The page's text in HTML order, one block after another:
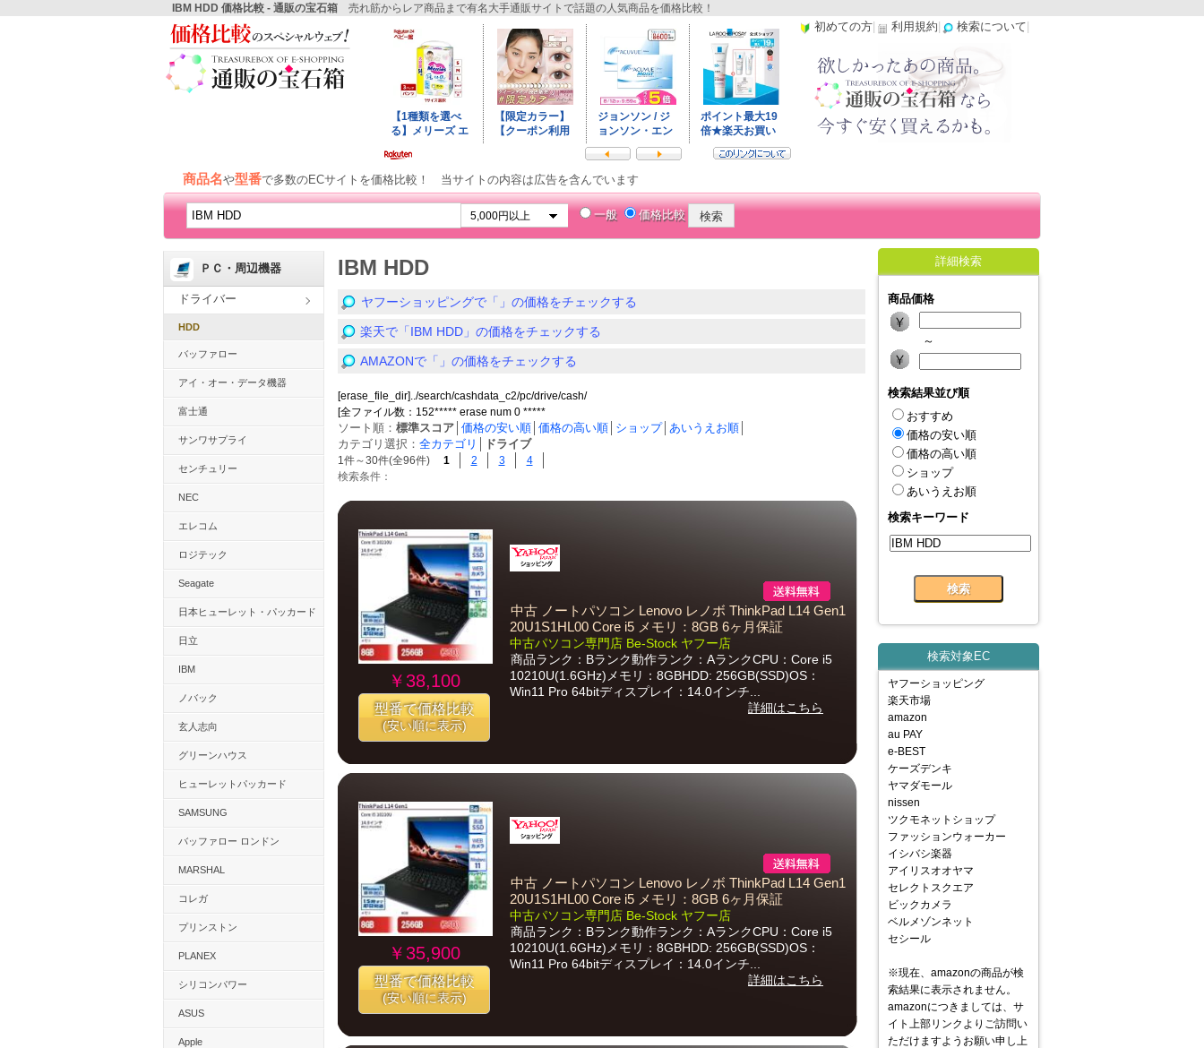
IBM HDD 価格比較 - 通販の宝石箱 売れ筋からレア商品まで有名大手通販サイトで話題の人気商品を価格比較！
初めての方 利用規約 検索について
商品名や型番で多数のECサイトを価格比較！ 当サイトの内容は広告を含んでいます
一般 価格比較
ＰＣ・周辺機器
ドライバー
HDD
バッファロー
アイ・オー・データ機器
富士通
サンワサプライ
センチュリー
NEC
エレコム
ロジテック
Seagate
日本ヒューレット・パッカード
日立
IBM
ノバック
玄人志向
グリーンハウス
ヒューレットパッカード
SAMSUNG
バッファロー ロンドン
MARSHAL
コレガ
プリンストン
PLANEX
シリコンパワー
ASUS
Apple
IBM HDD
ヤフーショッピングで「」の価格をチェックする
楽天で「IBM HDD」の価格をチェックする
AMAZONで「」の価格をチェックする
[erase_file_dir]../search/cashdata_c2/pc/drive/cash/
[全ファイル数：152***** erase num 0 *****
ソート順： 標準スコア 価格の安い順 価格の高い順 ショップ│ あいうえお順
カテゴリ選択： 全カテゴリ ドライブ
1件～30件(全96件) 1 2 3
4
検索条件：
￥38,100
型番で価格比較
(安い順に表示)
中古 ノートパソコン Lenovo レノボ ThinkPad L14 Gen1
20U1S1HL00 Core i5 メモリ：8GB 6ヶ月保証
中古パソコン専門店 Be-Stock ヤフー店
商品ランク：Bランク動作ランク：AランクCPU：Core i5
10210U(1.6GHz)メモリ：8GBHDD: 256GB(SSD)OS：
Win11 Pro 64bitディスプレイ：14.0インチ...
詳細はこちら
￥35,900
型番で価格比較
(安い順に表示)
中古 ノートパソコン Lenovo レノボ ThinkPad L14 Gen1
20U1S1HL00 Core i5 メモリ：8GB 6ヶ月保証
中古パソコン専門店 Be-Stock ヤフー店
商品ランク：Bランク動作ランク：AランクCPU：Core i5
10210U(1.6GHz)メモリ：8GBHDD: 256GB(SSD)OS：
Win11 Pro 64bitディスプレイ：14.0インチ...
詳細はこちら
詳細検索
商品価格
～
検索結果並び順
おすすめ
価格の安い順
価格の高い順
ショップ
あいうえお順
検索キーワード
検索対象EC
ヤフーショッピング
楽天市場
amazon
au PAY
e-BEST
ケーズデンキ
ヤマダモール
nissen
ツクモネットショップ
ファッションウォーカー
イシバシ楽器
アイリスオオヤマ
セレクトスクエア
ビックカメラ
ベルメゾンネット
セシール
※現在、amazonの商品が検
索結果に表示されません。
amazonにつきましては、サ
イト上部リンクよりご訪問い
ただけますようお願い申し上